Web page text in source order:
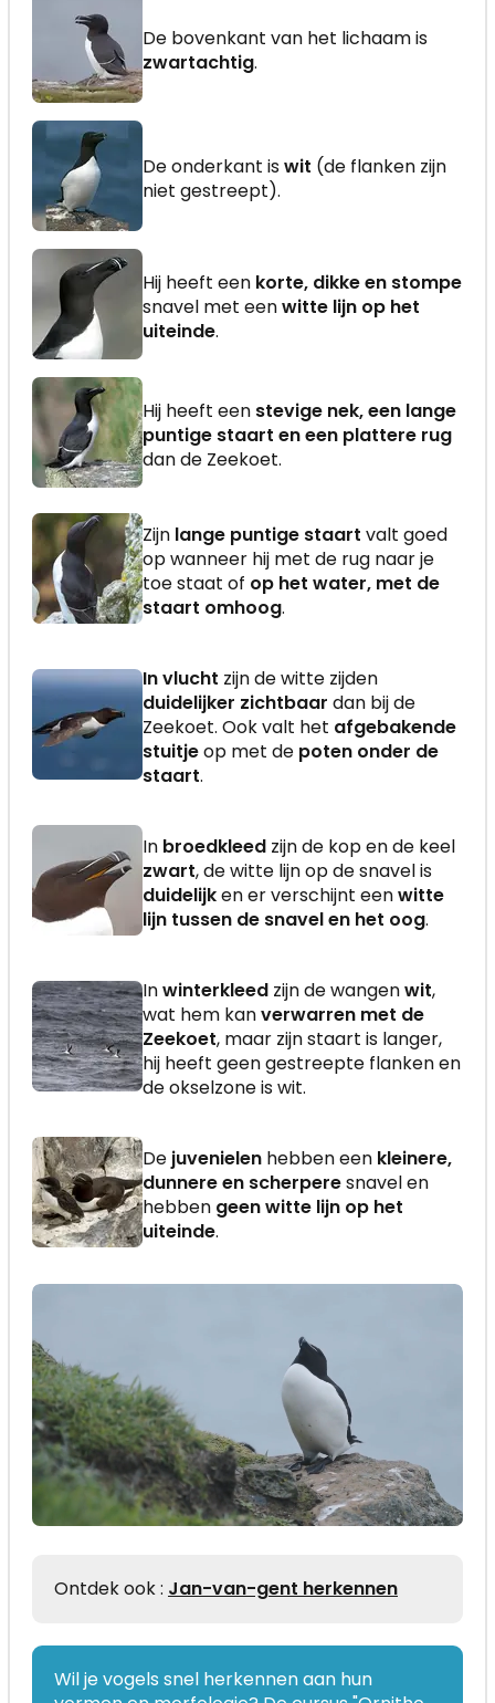
De bovenkant van het lichaam is
zwartachtig.
De onderkant iswit (de flanken zijn
niet gestreept).
Hij heeft een korte, dikke en stompe
snavel met eenwitte lijn op het
uiteinde.
Hij heeft een stevige nek, een lange
puntige staart en een plattere rug
dan de Zeekoet.
Zijn lange puntige staart valt goed
op wanneer hij met de rug naar je
toe staat of op het water, met de
staart omhoog.
In vlucht zijn de witte zijden
duidelijker zichtbaar dan bij de
Zeekoet. Ook valt het afgebakende
stuitjeop met de poten onder de
staart.
In broedkleed zijn de kop en de keel
zwart, de witte lijn op de snavel is
duidelijken er verschijnt eenwitte
lijn tussen de snavel en het oog.
Inwinterkleed zijn de wangenwit,
wat hem kanverwarren met de
Zeekoet, maar zijn staart is langer,
hij heeft geen gestreepte flanken en
de okselzone is wit.
De juvenielen hebben een kleinere,
dunnere en scherperesnavel en
hebben geen witte lijn op het
uiteinde.
Ontdek ook : Jan-van-gent herkennen
Wil je vogels snel herkennen aan hun